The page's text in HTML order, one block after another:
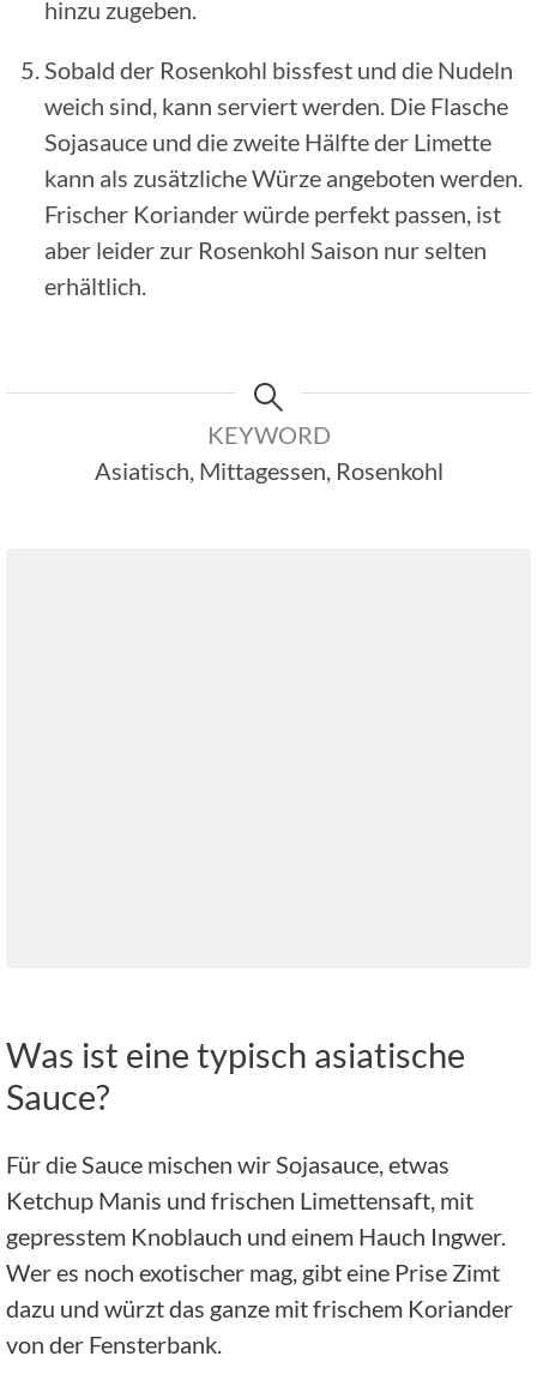
hinzu zugeben.
Sobald der Rosenkohl bissfest und die Nudeln
weich sind, kann serviert werden. Die Flasche
Sojasauce und die zweite Hälfte der Limette
kann als zusätzliche Würze angeboten werden.
Frischer Koriander würde perfekt passen, ist
aber leider zur Rosenkohl Saison nur selten
erhältlich.
KEYWORD
Asiatisch, Mittagessen, Rosenkohl
Was ist eine typisch asiatische
Sauce?
Für die Sauce mischen wir Sojasauce, etwas
Ketchup Manis und frischen Limettensaft, mit
gepresstem Knoblauch und einem Hauch Ingwer.
Wer es noch exotischer mag, gibt eine Prise Zimt
dazu und würzt das ganze mit frischem Koriander
von der Fensterbank.